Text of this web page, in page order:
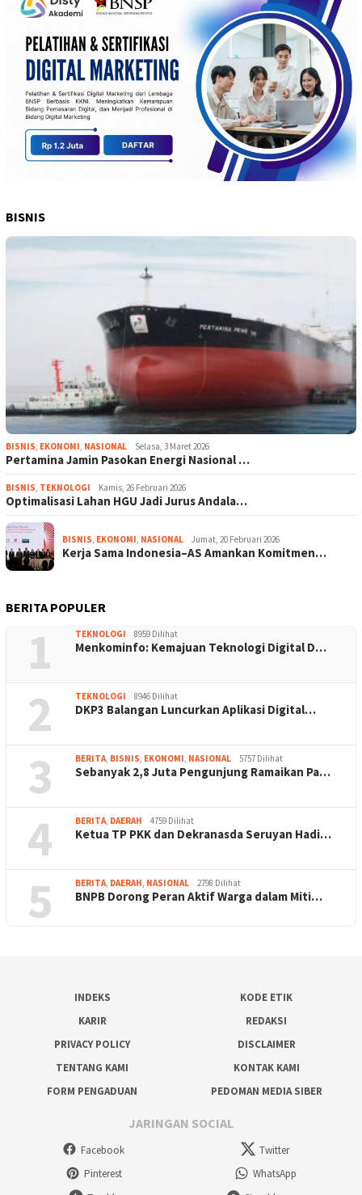
BISNIS
BISNIS, EKONOMI, NASIONAL Selasa, 3 Maret 2026
Pertamina Jamin Pasokan Energi Nasional …
BISNIS, TEKNOLOGI Kamis, 26 Februari 2026
Optimalisasi Lahan HGU Jadi Jurus Andala…
BISNIS, EKONOMI, NASIONAL Jumat, 20 Februari 2026
Kerja Sama Indonesia–AS Amankan Komitmen…
BERITA POPULER
1 TEKNOLOGI 8959 Dilihat
Menkominfo: Kemajuan Teknologi Digital D…
2 TEKNOLOGI 8946 Dilihat
DKP3 Balangan Luncurkan Aplikasi Digital…
3 BERITA, BISNIS, EKONOMI, NASIONAL 5757 Dilihat
Sebanyak 2,8 Juta Pengunjung Ramaikan Pa…
4 BERITA, DAERAH 4759 Dilihat
Ketua TP PKK dan Dekranasda Seruyan Hadi…
5 BERITA, DAERAH, NASIONAL 2798 Dilihat
BNPB Dorong Peran Aktif Warga dalam Miti…
INDEKS
KODE ETIK
KARIR
REDAKSI
PRIVACY POLICY
DISCLAIMER
TENTANG KAMI
KONTAK KAMI
FORM PENGADUAN
PEDOMAN MEDIA SIBER
JARINGAN SOCIAL
Facebook
Twitter
Pinterest
WhatsApp